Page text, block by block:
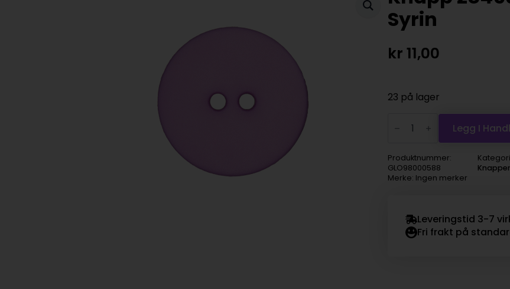
Syrin
kr 11,00
23 på lager
28450
20mm
602
Syrin
antall
Legg I
Produktnummer:
GLO98000588
Merke: Ingen merker
Leveringstid 3-7
Fri frakt på